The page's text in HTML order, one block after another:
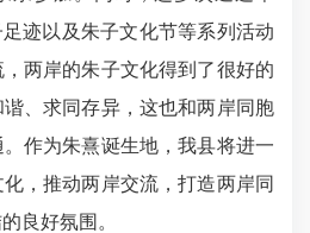
迹以及朱子文化节等系列活动
两岸的朱子文化得到了很好的
、求同存异，这也和两岸同胞
作为朱熹诞生地，我县将进一
，推动两岸交流，打造两岸同
良好氛围。